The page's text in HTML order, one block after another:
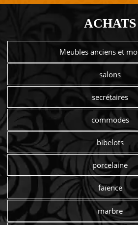
ACHATS
Meubles anciens et
salons
secrétaires
commodes
bibelots
porcelaine
faïence
marbre